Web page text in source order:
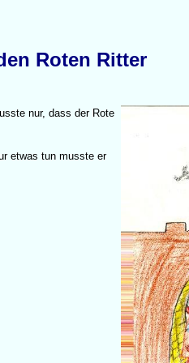
Roten Ritter
nur, dass der Rote
etwas tun musste er